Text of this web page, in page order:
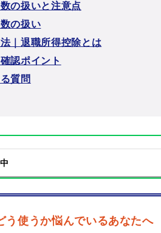
の扱いと注意点
の扱い
｜退職所得控除とは
認ポイント
質問
う使うか悩んでいるあなたへ